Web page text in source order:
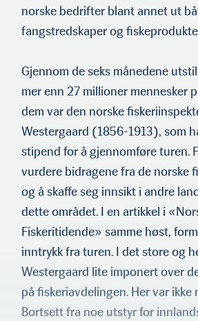
norske bedrifter blant annet ut
fangstredskaper og
Gjennom de seks månedene
mer enn 27 millioner mennesker
dem var den norske
Westergaard (1856-1913), som
stipend for å gjennomføre turen.
vurdere bidragene fra de norske
og å skaffe seg in­nsikt i andre
dette området. I en artikkel i
Fiskeritidende» samme høst,
inntrykk fra turen. I det store og
Westergaard lite imponert over
på fiskeriavdelingen. Her var ikke
Bortsett fra noe utstyr for